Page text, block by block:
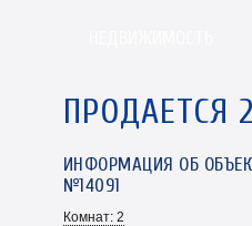
ПРОДАЕТСЯ
ИНФОРМАЦИЯ ОБ
№14091
Комнат: 2